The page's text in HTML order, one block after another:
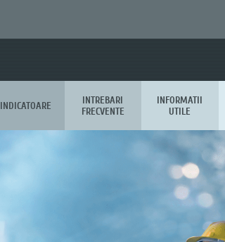
INDICATOARE
INTREBARI
FRECVENTE
INFORMATII
UTILE